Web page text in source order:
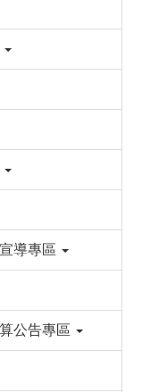
導專區
公告專區